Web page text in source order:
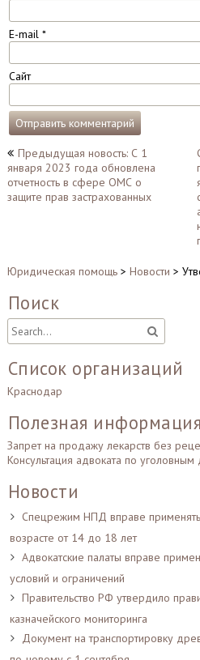
E-mail *
Сайт
Навигация
по
записям
Предыдущая новость: С 1
января 2023 года обновлена
отчетность в сфере ОМС о
защите прав застрахованных
Юридическая помощь> Новости >
Поиск
Список организаций
Краснодар
Полезная информация
Запрет на продажу лекарств без
Консультация адвоката по уголовным
Новости
Спецрежим НПД вправе
возрасте от 14 до 18 лет
Адвокатские палаты вправе
условий и ограничений
Правительство РФ утвердило
казначейского мониторинга
Документ на транспортировку